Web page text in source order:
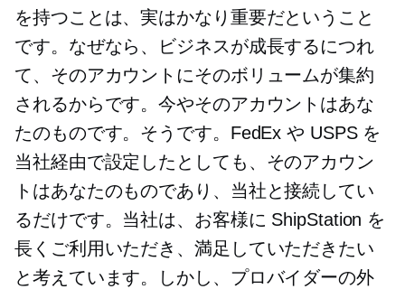
を持つことは、実はかなり重要だということ
です。なぜなら、ビジネスが成長するにつれ
て、そのアカウントにそのボリュームが集約
されるからです。今やそのアカウントはあな
たのものです。そうです。FedEx や USPS を
当社経由で設定したとしても、そのアカウン
トはあなたのものであり、当社と接続してい
るだけです。当社は、お客様に ShipStation を
長くご利用いただき、満足していただきたい
と考えています。しかし、プロバイダーの外